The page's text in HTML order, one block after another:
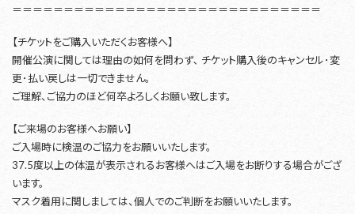
＝＝＝＝＝＝＝＝＝＝＝＝＝＝＝＝＝＝＝＝＝＝＝＝＝＝＝＝＝＝
【チケットをご購入いただくお客様へ】
開催公演に関しては理由の如何を問わず､ チケット購入後のキャンセル･変
更･払い戻しは一切できません。
ご理解、ご協力のほど何卒よろしくお願い致します。
【ご来場のお客様へお願い】
ご入場時に検温のご協力をお願いいたします。
37.5度以上の体温が表示されるお客様へはご入場をお断りする場合がござ
います。
マスク着用に関しましては、個人でのご判断をお願いいたします。